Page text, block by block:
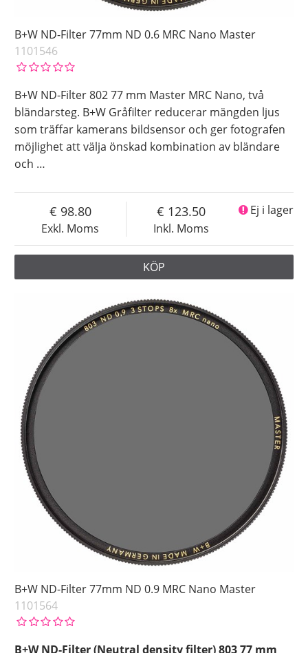
B+W ND-Filter 77mm ND 0.6 MRC Nano Master
1101546
B+W ND-Filter 802 77 mm Master MRC Nano, två
bländarsteg. B+W Gråfilter reducerar mängden ljus
som träffar kamerans bildsensor och ger fotografen
möjlighet att välja önskad kombination av bländare
och …
Exkl. Moms
98.80
Inkl. Moms
123.50 Ej i lager
KÖP
B+W ND-Filter 77mm ND 0.9 MRC Nano Master
1101564
B+W ND-Filter (Neutral density filter) 803 77 mm